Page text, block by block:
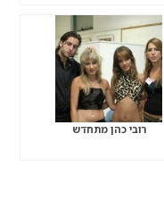
רובי כהן מתחדש